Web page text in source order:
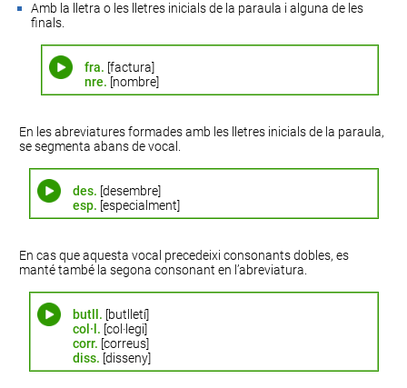
Amb la lletra o les lletres inicials de la paraula i alguna de les
finals.
fra. [factura]
nre. [nombre]
En les abreviatures formades amb les lletres inicials de la paraula,
se segmenta abans de vocal.
des. [desembre]
esp. [especialment]
En cas que aquesta vocal precedeixi consonants dobles, es
manté també la segona consonant en l’abreviatura.
butll. [butlletí]
col·l. [col·legi]
corr. [correus]
diss. [disseny]